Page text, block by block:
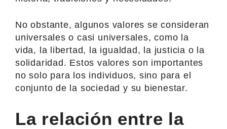
No obstante, algunos valores se consideran
universales o casi universales, como la
vida, la libertad, la igualdad, la justicia o la
solidaridad. Estos valores son importantes
no solo para los individuos, sino para el
conjunto de la sociedad y su bienestar.
La relación entre la